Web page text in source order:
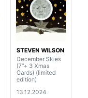
STEVEN WILSON
December Skies
(7”+ 3 Xmas
Cards) (limited
edition)
13.12.2024